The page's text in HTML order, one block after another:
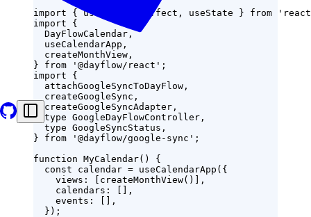
import { useRef, useEffect, useState } from
import {
  DayFlowCalendar,
  useCalendarApp,
  createMonthView,
} from '@dayflow/react' ;
import {
  attachGoogleSyncToDayFlow,
  createGoogleSync,
  createGoogleSyncAdapter,
  type
GoogleDayFlowController,
  type
GoogleSyncStatus,
} from '@dayflow/google-sync' ;
function MyCalendar() {
  const
calendar = useCalendarApp ({
    views: [
createMonthView()],
    calendars: [],
    events: [],
  });